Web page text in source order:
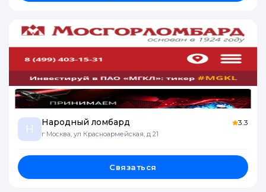
Н
Народный ломбард
г Москва, ул Красноармейская, д 21
3.3
Связаться